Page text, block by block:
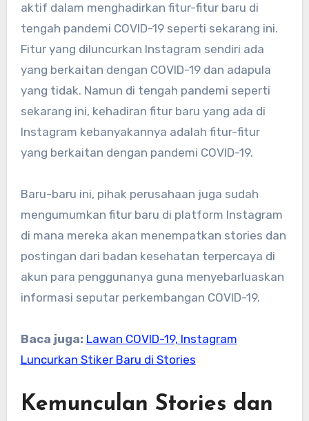
aktif dalam menghadirkan fitur-fitur baru di
tengah pandemi COVID-19 seperti sekarang ini.
Fitur yang diluncurkan Instagram sendiri ada
yang berkaitan dengan COVID-19 dan adapula
yang tidak. Namun di tengah pandemi seperti
sekarang ini, kehadiran fitur baru yang ada di
Instagram kebanyakannya adalah fitur-fitur
yang berkaitan dengan pandemi COVID-19.
Baru-baru ini, pihak perusahaan juga sudah
mengumumkan fitur baru di platform Instagram
di mana mereka akan menempatkan stories dan
postingan dari badan kesehatan terpercaya di
akun para penggunanya guna menyebarluaskan
informasi seputar perkembangan COVID-19.
Baca juga: Lawan COVID-19, Instagram
Luncurkan Stiker Baru di Stories
Kemunculan Stories dan